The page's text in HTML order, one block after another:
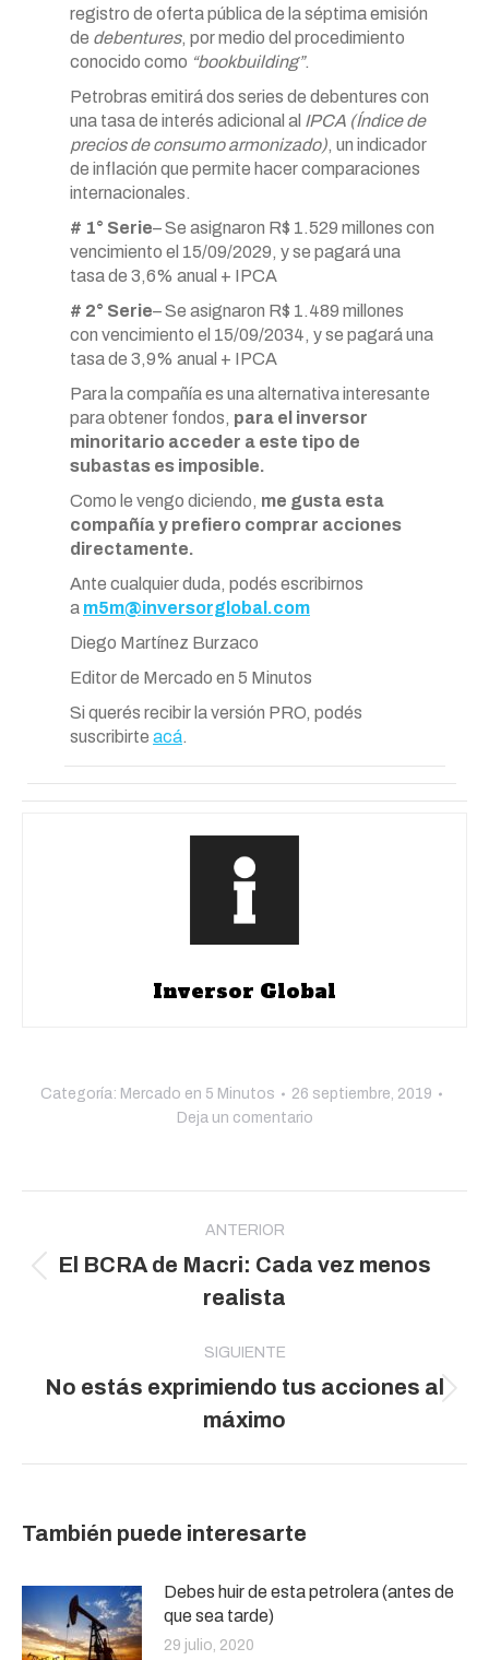
registro de oferta pública de la séptima emisión
de debentures, por medio del procedimiento
conocido como “bookbuilding”.
Petrobras emitirá dos series de debentures con
una tasa de interés adicional al IPCA (Índice de
precios de consumo armonizado), un indicador
de inflación que permite hacer comparaciones
internacionales.
# 1° Serie– Se asignaron R$ 1.529 millones con
vencimiento el 15/09/2029, y se pagará una
tasa de 3,6% anual + IPCA
# 2° Serie– Se asignaron R$ 1.489 millones
con vencimiento el 15/09/2034, y se pagará una
tasa de 3,9% anual + IPCA
Para la compañía es una alternativa interesante
para obtener fondos, para el inversor
minoritario acceder a este tipo de
subastas es imposible.
Como le vengo diciendo, me gusta esta
compañía y prefiero comprar acciones
directamente.
Ante cualquier duda, podés escribirnos
a m5m@inversorglobal.com
Diego Martínez Burzaco
Editor de Mercado en 5 Minutos
Si querés recibir la versión PRO, podés
suscribirte acá.
Inversor Global
Categoría: Mercado en 5 Minutos
26 septiembre, 2019
Deja un comentario
publicaciones
ANTERIOR
Publicación
anterior:
El BCRA de Macri: Cada vez menos
realista
SIGUIENTE
Publicación
siguiente:
No estás exprimiendo tus acciones al
máximo
También puede interesarte
Debes huir de esta petrolera (antes de
que sea tarde)
29 julio, 2020